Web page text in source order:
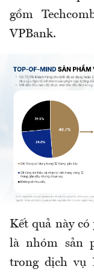
gồm
VPBank.
Kết quả này
là nhóm sản
trong dịch vụ